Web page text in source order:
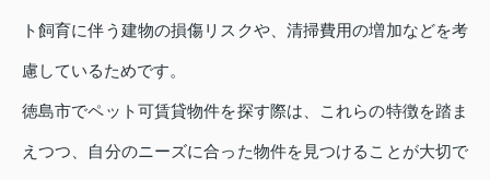
ト飼育に伴う建物の損傷リスクや、清掃費用の増加などを考
慮しているためです。
徳島市でペット可賃貸物件を探す際は、これらの特徴を踏ま
えつつ、自分のニーズに合った物件を見つけることが大切で